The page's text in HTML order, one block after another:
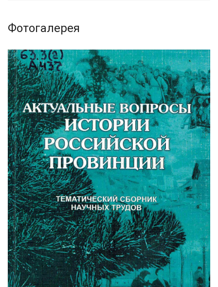
Фотогалерея